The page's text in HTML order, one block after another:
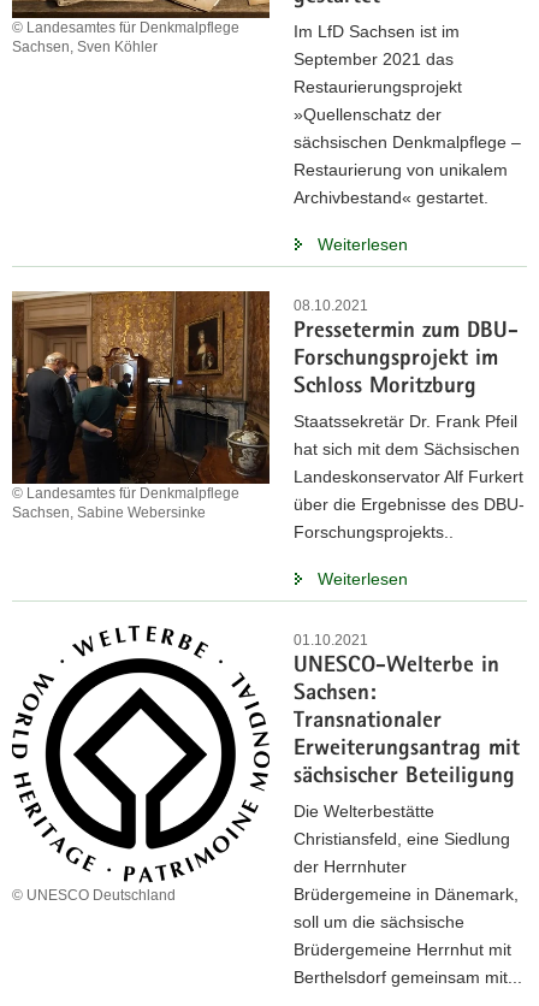
© Landesamtes für Denkmalpflege
Sachsen, Sven Köhler
Im LfD Sachsen ist im
September 2021 das
Restaurierungsprojekt
»Quellenschatz der
sächsischen Denkmalpflege –
Restaurierung von unikalem
Archivbestand« gestartet.
Weiterlesen
08.10.2021
Pressetermin zum DBU-
Forschungsprojekt im
Schloss Moritzburg
© Landesamtes für Denkmalpflege
Sachsen, Sabine Webersinke
Staatssekretär Dr. Frank Pfeil
hat sich mit dem Sächsischen
Landeskonservator Alf Furkert
über die Ergebnisse des DBU-
Forschungsprojekts..
Weiterlesen
01.10.2021
UNESCO-Welterbe in
Sachsen:
Transnationaler
Erweiterungsantrag mit
sächsischer Beteiligung
© UNESCO Deutschland
Die Welterbestätte
Christiansfeld, eine Siedlung
der Herrnhuter
Brüdergemeine in Dänemark,
soll um die sächsische
Brüdergemeine Herrnhut mit
Berthelsdorf gemeinsam mit...